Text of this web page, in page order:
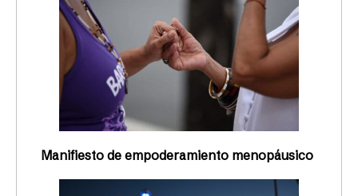
Manifiesto de empoderamiento menopáusico